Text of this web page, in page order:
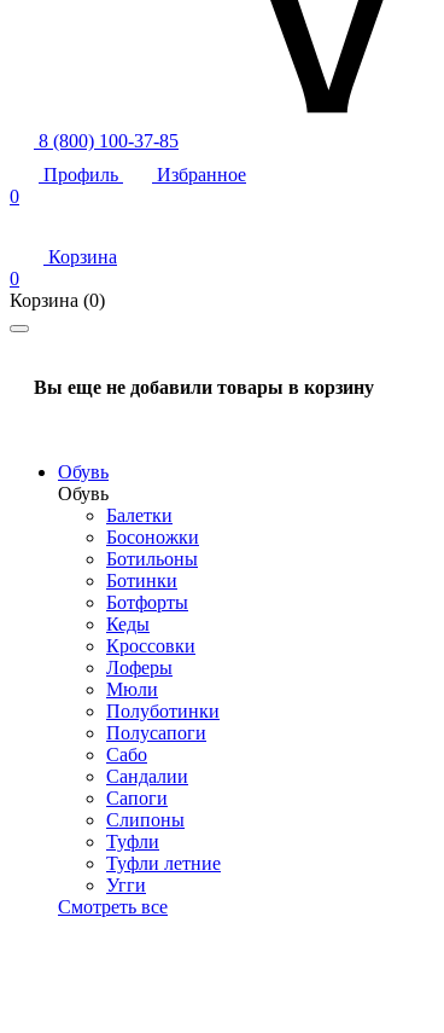
8 (800) 100-37-85
Профиль
Избранное
0
Корзина
0
Корзина (0)
Вы еще не добавили товары в корзину
Обувь
Обувь
Балетки
Босоножки
Ботильоны
Ботинки
Ботфорты
Кеды
Кроссовки
Лоферы
Мюли
Полуботинки
Полусапоги
Сабо
Сандалии
Сапоги
Слипоны
Туфли
Туфли летние
Угги
Смотреть все